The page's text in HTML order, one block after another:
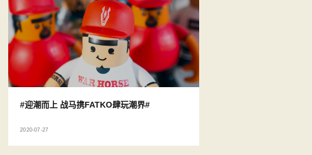
#迎潮而上 战马携FATKO肆玩潮界#
2020-07-27